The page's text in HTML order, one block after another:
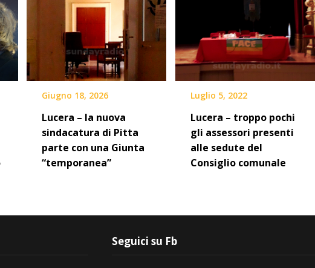
Giugno 18, 2026
Lucera – la nuova
sindacatura di Pitta
parte con una Giunta
“temporanea”
Luglio 5, 2022
Lucera – troppo pochi
gli assessori presenti
alle sedute del
Consiglio comunale
Seguici su Fb